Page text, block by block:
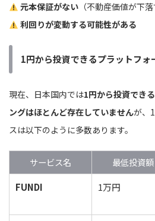
元本保証がない（不動産価値が下落
利回りが変動する可能性がある
1円から投資できるプラットフォ
現在、日本国内では1円から投資でき
ングはほとんど存在していませんが、
スは以下のように多数あります。
サービス名 最低投資額
FUNDI
1万円